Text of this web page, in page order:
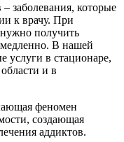
заболевания, которые
к врачу. При
получить
В нашей
услуги в стационаре,
и в
феномен
создающая
аддиктов.